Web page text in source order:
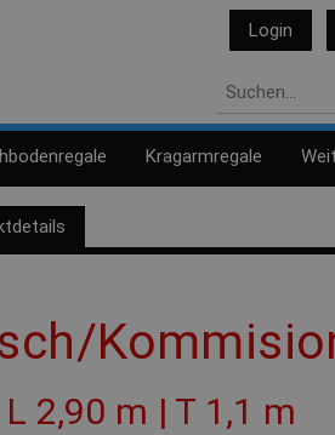
Login
Kragarmregale
2,90 m | T 1,1 m